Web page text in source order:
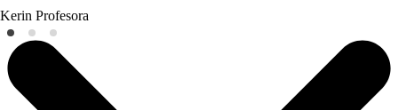
Kerin Profesora